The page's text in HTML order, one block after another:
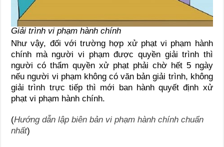
Giải trình vi phạm hành chính
Như vậy, đối với trường hợp xử phạt vi phạm hành
chính mà người vi phạm được quyền giải trình thì
người có thẩm quyền xử phạt phải chờ hết 5 ngày
nếu người vi phạm không có văn bản giải trình, không
giải trình trực tiếp thì mới ban hành quyết định xử
phạt vi phạm hành chính.
(Hướng dẫn lập biên bản vi phạm hành chính chuẩn
nhất)